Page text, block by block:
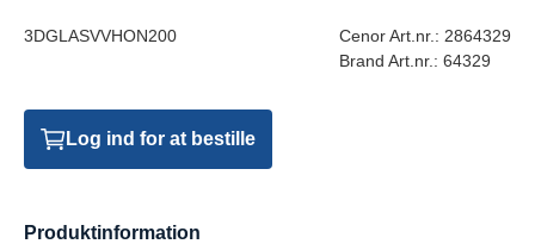
3DGLASVVHON200 Cenor Art.nr.: 2864329
Brand Art.nr.: 64329
Log ind for at bestille
Produktinformation